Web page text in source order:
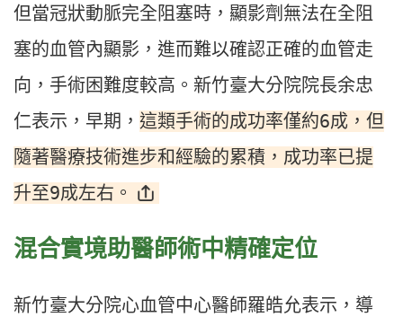
但當冠狀動脈完全阻塞時，顯影劑無法在全阻
塞的血管內顯影，進而難以確認正確的血管走
向，手術困難度較高。新竹臺大分院院長余忠
仁表示，早期， 這類手術的成功率僅約6成，但
隨著醫療技術進步和經驗的累積，成功率已提
升至9成左右。
混合實境助醫師術中精確定位
新竹臺大分院心血管中心醫師羅皓允表示，導